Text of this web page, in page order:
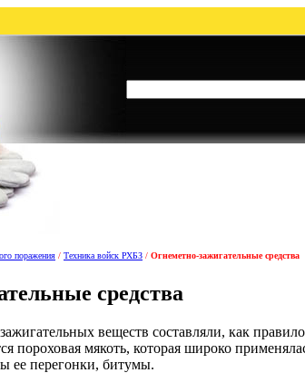
поражения / Техника войск РХБЗ / Огнеметно-зажигательные средства
средства
веществ составляли, как
пороховая мякоть, которая широко
ее перегонки, битумы.